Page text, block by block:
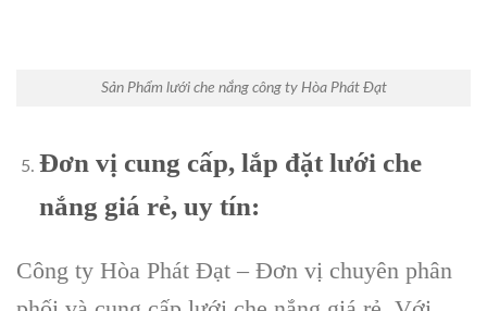
Sản Phẩm lưới che nắng công ty Hòa Phát Đạt
Đơn vị cung cấp, lắp đặt lưới che
nắng giá rẻ, uy tín:
Công ty Hòa Phát Đạt – Đơn vị chuyên phân